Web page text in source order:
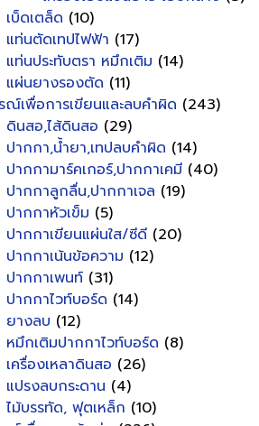
เบ็ดเตล็ด (10)
แท่นตัดเทปไฟฟ้า (17)
แท่นประทับตรา หมึกเติม (14)
แผ่นยางรองตัด (11)
ณ์เพื่อการเขียนและลบคำผิด (243)
ดินสอ,ไส้ดินสอ (29)
ปากกา,น้ำยา,เทปลบคำผิด (14)
ปากกามาร์คเกอร์,ปากกาเคมี (40)
ปากกาลูกลื่น,ปากกาเจล (19)
ปากกาหัวเข็ม (5)
ปากกาเขียนแผ่นใส/ซีดี (20)
ปากกาเน้นข้อความ (12)
ปากกาเพนท์ (31)
ปากกาไวท์บอร์ด (14)
ยางลบ (12)
หมึกเติมปากกาไวท์บอร์ด (8)
เครื่องเหลาดินสอ (26)
แปรงลบกระดาน (4)
ไม้บรรทัด, ฟุตเหล็ก (10)